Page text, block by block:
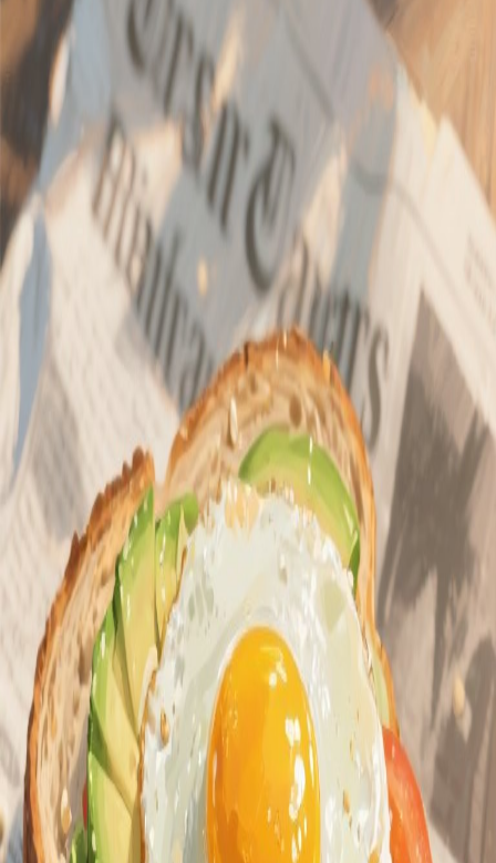
hace 12 meses